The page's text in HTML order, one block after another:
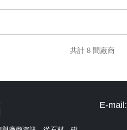
共計 8 間廠商
E-mail: